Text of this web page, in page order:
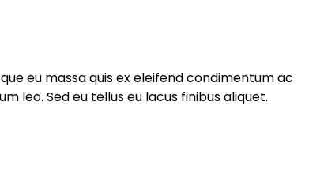
eu massa quis ex eleifend condimentum ac
leo. Sed eu tellus eu lacus finibus aliquet.